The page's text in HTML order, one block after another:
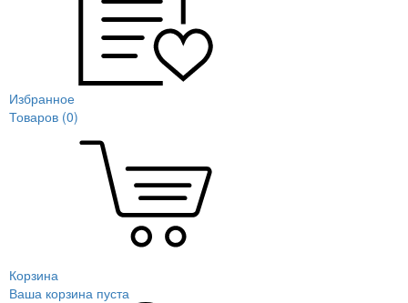
Избранное
Товаров (0)
Корзина
Ваша корзина пуста